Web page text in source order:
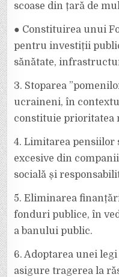
scoase din țară de
● Constituirea unui
pentru investiții
sănătate,
3. Stoparea
ucraineni, în
constituie prioritatea
4. Limitarea pensiilor
excesive din
socială și
5. Eliminarea
fonduri publice, în
a banului public.
6. Adoptarea unei
asigure tragerea la